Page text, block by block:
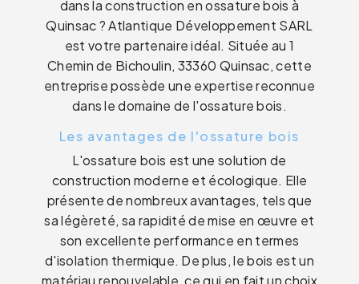
dans la construction en ossature bois à
Quinsac ? Atlantique Développement SARL
est votre partenaire idéal. Située au 1
Chemin de Bichoulin, 33360 Quinsac, cette
entreprise possède une expertise reconnue
dans le domaine de l'ossature bois.
Les avantages de l'ossature bois
L'ossature bois est une solution de
construction moderne et écologique. Elle
présente de nombreux avantages, tels que
sa légèreté, sa rapidité de mise en œuvre et
son excellente performance en termes
d'isolation thermique. De plus, le bois est un